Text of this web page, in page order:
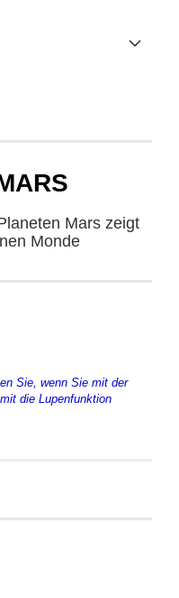
Mars zeigt
Monde
Sie, wenn Sie mit der
die Lupenfunktion